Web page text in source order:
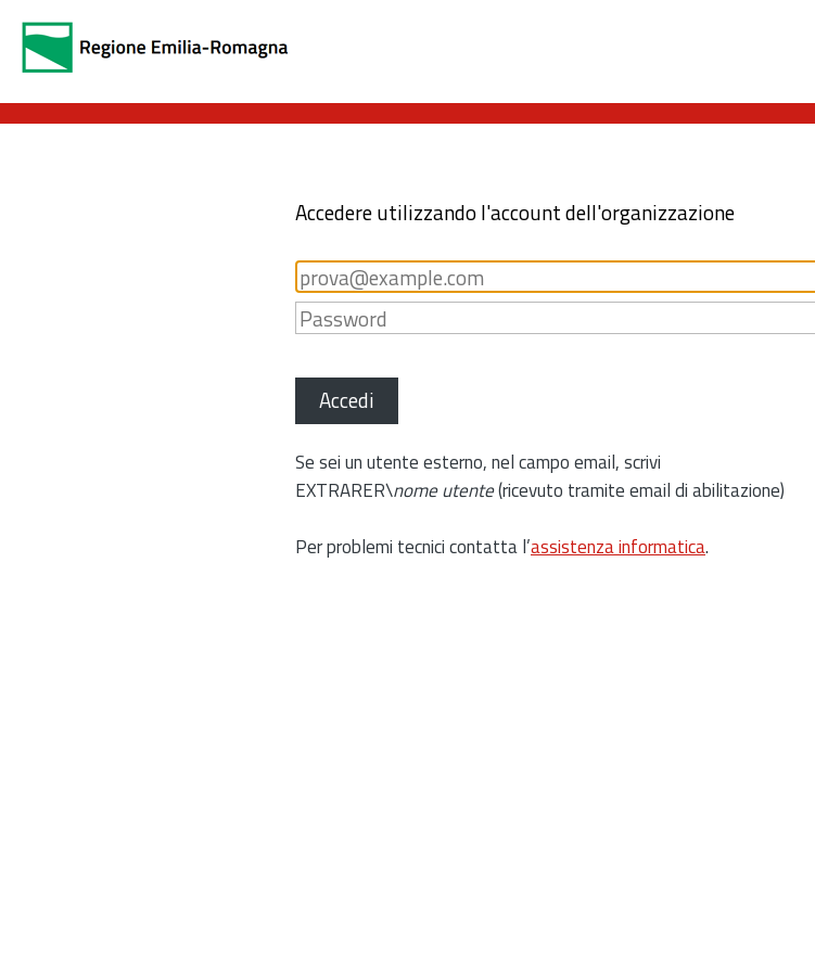
Accedere utilizzando l'account dell'organizzazione
Accedi
Se sei un utente esterno, nel campo email, scrivi
EXTRARER\nome utente(ricevuto tramite email di abilitazione)
Per problemi tecnici contatta l’assistenza informatica.